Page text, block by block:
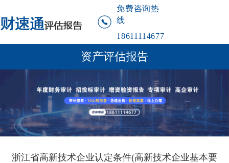
免费咨询热
线
18611114677
资产评估报告
浙江省高新技术企业认定条件(高新技术企业基本要